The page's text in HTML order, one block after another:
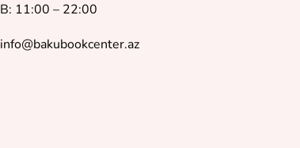
B: 11:00 – 22:00
info@bakubookcenter.az